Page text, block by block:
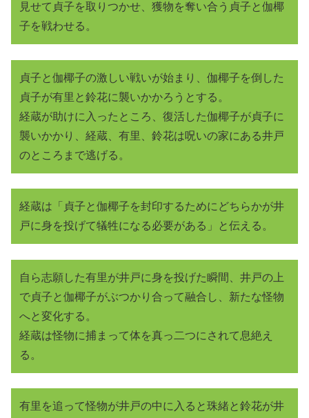
見せて貞子を取りつかせ、獲物を奪い合う貞子と伽椰
子を戦わせる。
貞子と伽椰子の激しい戦いが始まり、伽椰子を倒した
貞子が有里と鈴花に襲いかかろうとする。
経蔵が助けに入ったところ、復活した伽椰子が貞子に
襲いかかり、経蔵、有里、鈴花は呪いの家にある井戸
のところまで逃げる。
経蔵は「貞子と伽椰子を封印するためにどちらかが井
戸に身を投げて犠牲になる必要がある」と伝える。
自ら志願した有里が井戸に身を投げた瞬間、井戸の上
で貞子と伽椰子がぶつかり合って融合し、新たな怪物
へと変化する。
経蔵は怪物に捕まって体を真っ二つにされて息絶え
る。
有里を追って怪物が井戸の中に入ると珠緒と鈴花が井